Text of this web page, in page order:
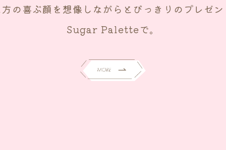
の喜ぶ顔を想像しながら とびっきりのプレゼ
Sugar Paletteで。